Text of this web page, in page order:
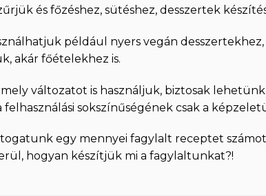
és főzéshez, sütéshez, desszertek
például nyers vegán
akár főételekhez is.
változatot is használjuk, biztosak
felhasználási sokszínűségének csak a
egy mennyei fagylalt receptet
hogyan készítjük mi a fagylaltunkat?!